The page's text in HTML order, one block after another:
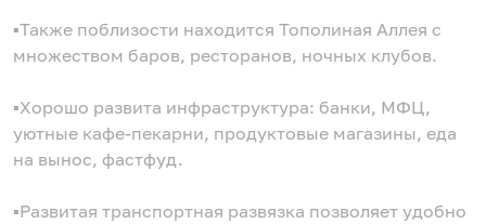
▪️Также поблизости находится Тополиная Аллея с
множеством баров, ресторанов, ночных клубов.
▪️Хорошо развита инфраструктура: банки, МФЦ,
уютные кафе-пекарни, продуктовые магазины, еда
на вынос, фастфуд.
▪️Развитая транспортная развязка позволяет удобно